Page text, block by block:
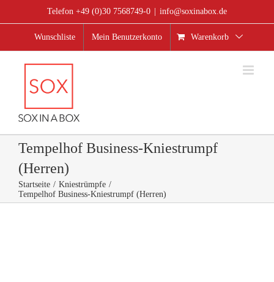
Telefon +49 (0)30 7568749-0 info@soxinabox.de
Wunschliste Mein Benutzerkonto Warenkorb
Tempelhof Business-Kniestrumpf
(Herren)
Startseite
Kniestrümpfe
Tempelhof Business-Kniestrumpf (Herren)